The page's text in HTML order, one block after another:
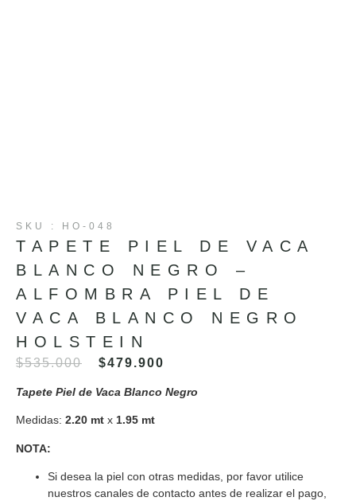
SKU : HO-048
TAPETE PIEL DE VACA
BLANCO NEGRO –
ALFOMBRA PIEL DE
VACA BLANCO NEGRO
HOLSTEIN
$535.000 $479.900
Tapete Piel de Vaca Blanco Negro
Medidas: 2.20 mt x 1.95 mt
NOTA:
Si desea la piel con otras medidas, por favor utilice
nuestros canales de contacto antes de realizar el pago,